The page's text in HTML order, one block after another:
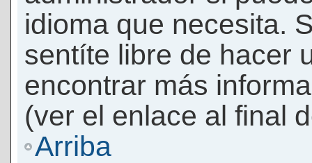
idioma que necesita.
sentíte libre de hacer
encontrar más
(ver el enlace al final
Arriba